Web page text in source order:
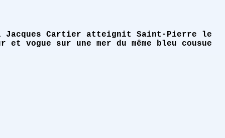
Jacques Cartier atteignit Saint-Pierre le
vogue sur une mer du même bleu cousue